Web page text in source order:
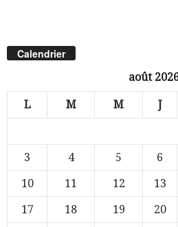
Calendrier
août
L M M J
3
4 5 6
10
11 12 13
17
18 19 20